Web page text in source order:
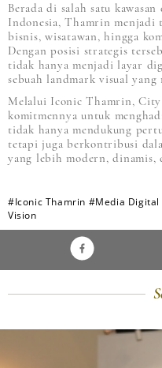
Berada di salah satu
Indonesia, Thamrin menjadi
bisnis, wisatawan, hingga
Dengan posisi strategis
tidak hanya menjadi layar
sebuah landmark visual yang
Melalui Iconic Thamrin, City
komitmennya untuk
tidak hanya mendukung
tetapi juga berkontribusi
yang lebih modern, dinamis,
#Iconic Thamrin #Media Digital
Vision